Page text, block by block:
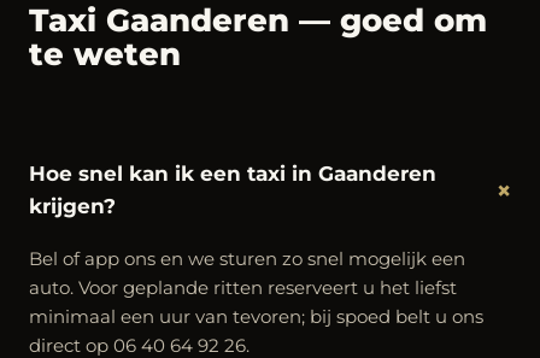
Taxi Gaanderen — goed om
te weten
Hoe snel kan ik een taxi in Gaanderen
krijgen?
+
Bel of app ons en we sturen zo snel mogelijk een
auto. Voor geplande ritten reserveert u het liefst
minimaal een uur van tevoren; bij spoed belt u ons
direct op 06 40 64 92 26.